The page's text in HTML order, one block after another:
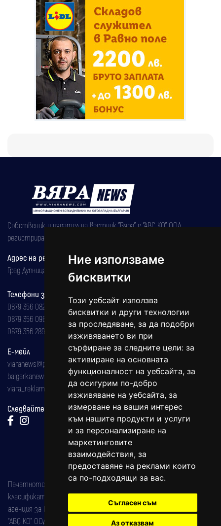
Ние използваме
бисквитки
Този уебсайт използва
бисквитки и други технологии
за проследяване, за да подобри
изживяването ви при
сърфиране за следните цели: за
активиране на основната
функционалност на уебсайта, за
да осигурим по-добро
изживяване на уебсайта, за
измерване на вашия интерес
към нашите продукти и услуги
и за персонализиране на
маркетинговите
взаимодействия, за
предоставяне на реклами които
са по-подходящи за вас.
Съгласен съм
Аз отказвам
Собственик и издател на вестник "Вяра" е "АВС КО" ООД,
регистрирана на 08.05.2002 година.
Адрес на редакцията
Град Дупница, ул.''Христо Ботев" 43
Телефони за реклама и абонаменти
0879 356 082
0879 356 098
0879 356 289
Е-мейл
viaranews@gmail.com
balgarkanews@gmail.com
viara_reklama@mail.bg
Следвайте ни:
Печатното издание на вестника е регистрирано в националния
класификатор на печатните издания (Българска национална
агенция за ISSN) под номер: ISSN 1312-4722.
"АВС КО" ООД е притежател на марката: Вяра информационен